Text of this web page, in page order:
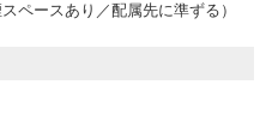
ペースあり／配属先に準ずる）